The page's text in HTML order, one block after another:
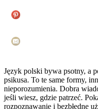
Język polski bywa psotny, a
psikusa. To te same formy,
nieporozumienia. Dobra
jeśli wiesz, gdzie patrzeć.
rozpoznawanie i bezbłędne